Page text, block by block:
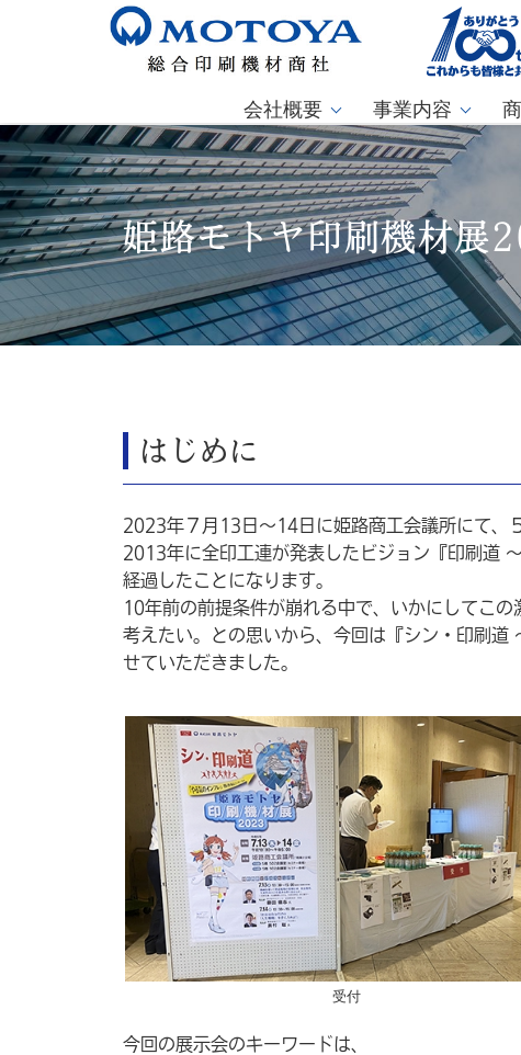
会社概要 事業内容
姫路モトヤ印刷機材展
はじめに
2023年７月13日～14日に姫路商工会議所にて、
2013年に全印工連が発表したビジョン『印刷道
経過したことになります。
10年前の前提条件が崩れる中で、いかにしてこ
考えたい。との思いから、今回は『シン・印刷
せていただきました。
受付
今回の展示会のキーワードは、